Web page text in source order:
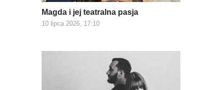
Magda i jej teatralna pasja
10 lipca 2026, 17:10